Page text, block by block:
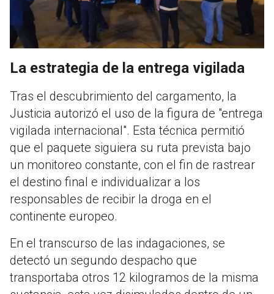
La estrategia de la entrega vigilada
Tras el descubrimiento del cargamento, la
Justicia autorizó el uso de la figura de "entrega
vigilada internacional". Esta técnica permitió
que el paquete siguiera su ruta prevista bajo
un monitoreo constante, con el fin de rastrear
el destino final e individualizar a los
responsables de recibir la droga en el
continente europeo.
En el transcurso de las indagaciones, se
detectó un segundo despacho que
transportaba otros 12 kilogramos de la misma